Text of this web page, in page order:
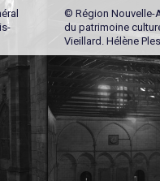
© Région Nouvelle-
du patrimoine
Vieillard. Hélène